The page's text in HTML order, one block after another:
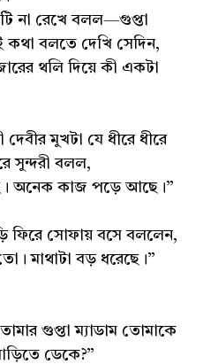
না রেখে বলল—গুপ্তা
কথা বলতে দেখি সেদিন,
থলি দিয়ে কী একটা
মুখটা যে ধীরে ধীরে
সুন্দরী বলল,
অনেক কাজ পড়ে আছে।”
ফিরে সোফায় বসে বললেন,
মাথাটা বড় ধরেছে।”
গুপ্তা ম্যাডাম তোমাকে
ডেকে?”